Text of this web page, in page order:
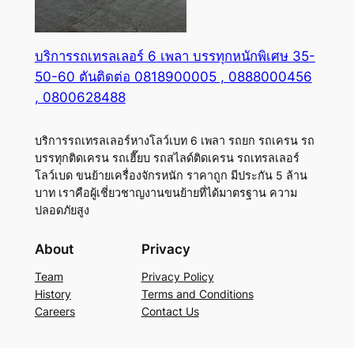
บริการรถเทรลเลอร์ 6 เพลา บรรทุกหนักพิเศษ 35-
50-60 ตันติดต่อ 0818900005 , 0888000456
, 0800628488
บริการรถเทรลเลอร์หางโลว์เบท 6 เพลา รถยก รถเครน รถ
บรรทุกติดเครน รถเฮี๊ยบ รถสไลด์ติดเครน รถเทรลเลอร์
โลว์เบด ขนย้ายเครื่องจักรหนัก ราคาถูก มีประกัน 5 ล้าน
บาท เราคือผู้เชี่ยวชาญงานขนย้ายที่ได้มาตรฐาน ความ
ปลอดภัยสูง
About
Team
History
Careers
Privacy
Privacy Policy
Terms and Conditions
Contact Us